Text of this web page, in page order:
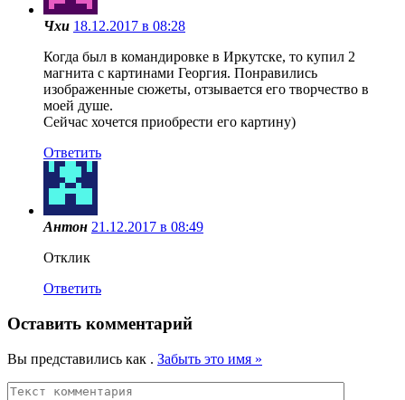
Чхи 18.12.2017 в 08:28
Когда был в командировке в Иркутске, то купил 2
магнита с картинами Георгия. Понравились
изображенные сюжеты, отзывается его творчество в
моей душе.
Сейчас хочется приобрести его картину)
Ответить
Антон 21.12.2017 в 08:49
Отклик
Ответить
Оставить комментарий
Вы представились как . Забыть это имя »